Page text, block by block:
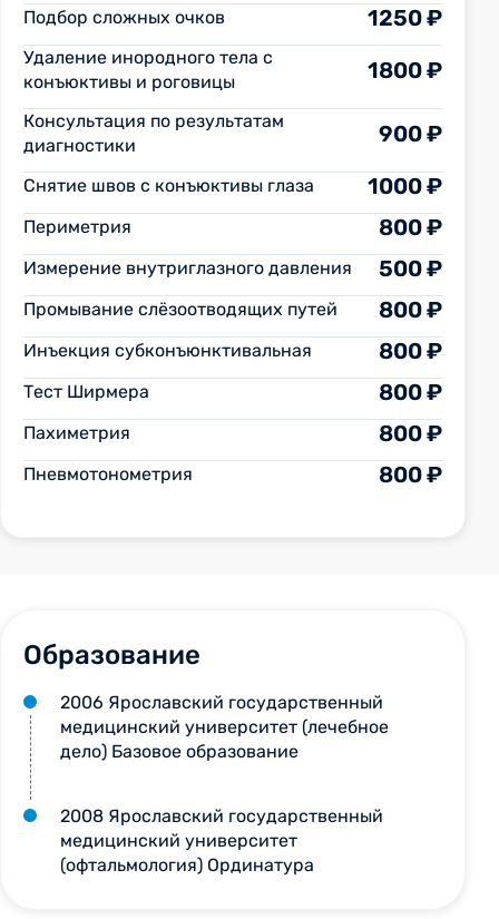
Подбор сложных очков 1250 ₽
Удаление инородного тела с
конъюктивы и роговицы
1800 ₽
Консультация по результатам
диагностики
900 ₽
Снятие швов с конъюктивы глаза 1000 ₽
Периметрия 800 ₽
Измерение внутриглазного давления 500 ₽
Промывание слёзоотводящих путей 800 ₽
Инъекция субконъюнктивальная 800 ₽
Тест Ширмера 800 ₽
Пахиметрия 800 ₽
Пневмотонометрия 800 ₽
Образование
2006 Ярославский государственный
медицинский университет (лечебное
дело) Базовое образование
2008 Ярославский государственный
медицинский университет
(офтальмология) Ординатура